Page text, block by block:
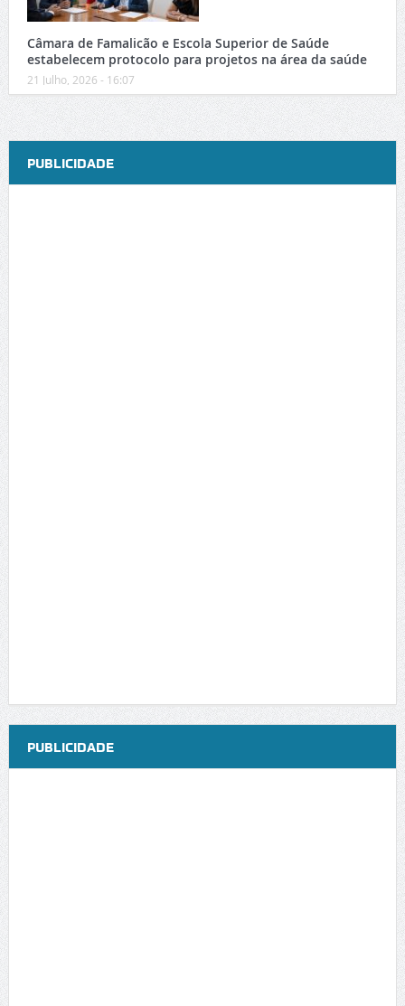
Câmara de Famalicão e Escola Superior de Saúde
estabelecem protocolo para projetos na área da saúde
21 Julho, 2026 - 16:07
PUBLICIDADE
PUBLICIDADE